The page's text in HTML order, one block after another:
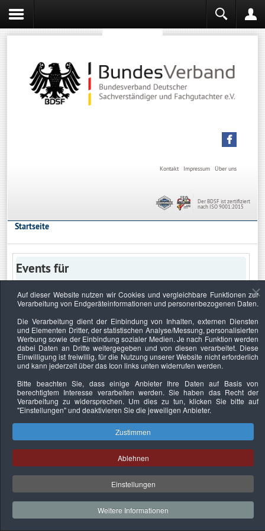
Über uns
Impressum
Kontakt
Der BDSF ist zertifiziert
nach ISO 9001:2015
Startseite
Events für
Keine Termine
Datenschutzerklärung Urheberrechtsnachweise Nachhaltigkeit
Copyright © 2026. Bundesverband Deutscher
Sachverständiger und Fachgutachter e.V..
Auf dieser Website nutzen wir Cookies und vergleichbare Funktionen zur
Verarbeitung von Endgeräteinformationen und personenbezogenen Daten.
Die Verarbeitung dient der Einbindung von Inhalten, externen Diensten
und Elementen Dritter, der statistischen Analyse/Messung, personalisierten
Werbung sowie der Einbindung sozialer Medien. Je nach Funktion werden
dabei Daten an Dritte weitergegeben und von diesen verarbeitet. Diese
Einwilligung ist freiwillig, für die Nutzung unserer Website nicht erforderlich
und kann jederzeit über das Icon links unten widerrufen werden.
Bitte beachten Sie, dass einige Anbieter Ihre Daten auf Basis von
berechtigtem Interesse verarbeiten werden. Sie haben das Recht der
Verarbeitung zu widersprechen. Um dies zu tun, klicken Sie bitte auf
"Einstellungen"und deaktivieren Sie die jeweiligen Anbieter.
Zustimmen
Ablehnen
Einstellungen
Weitere Informationen